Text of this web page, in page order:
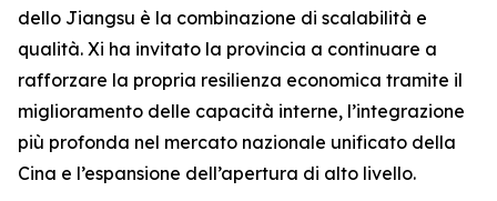
dello Jiangsu è la combinazione di scalabilità e
qualità. Xi ha invitato la provincia a continuare a
rafforzare la propria resilienza economica tramite il
miglioramento delle capacità interne, l’integrazione
più profonda nel mercato nazionale unificato della
Cina e l’espansione dell’apertura di alto livello.